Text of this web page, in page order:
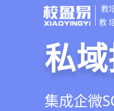
教
教
智
线索自动
精
360°学员
私
集成企微
教
以学员为